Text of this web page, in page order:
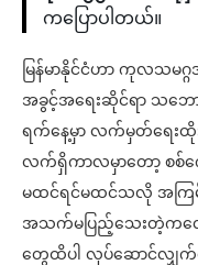
ကပြောပါတယ်။
မြန်မာနိုင်ငံဟာ ကုလသမဂ္
အခွင့်အရေးဆိုင်ရာ သဘေ
ရက်နေ့မှာ လက်မှတ်ရေးထို
လက်ရှိကာလမှာတော့ စ
မထင်ရင်မထင်သလို အကြ
အသက်မပြည့်သေးတဲ့ကလ
တွေထိပါ လုပ်ဆောင်လျှက်